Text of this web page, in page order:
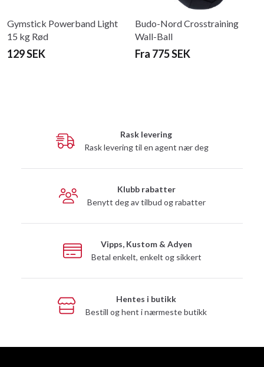
Gymstick Powerband Light
15 kg Rød
129 SEK
Budo-Nord Crosstraining
Wall-Ball
Fra 775 SEK
Rask levering
Rask levering til en agent nær deg
Klubb rabatter
Benytt deg av tilbud og rabatter
Vipps, Kustom & Adyen
Betal enkelt, enkelt og sikkert
Hentes i butikk
Bestill og hent i nærmeste butikk